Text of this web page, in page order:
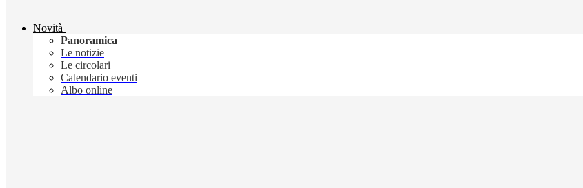
Novità
Panoramica
Le notizie
Le circolari
Calendario eventi
Albo online